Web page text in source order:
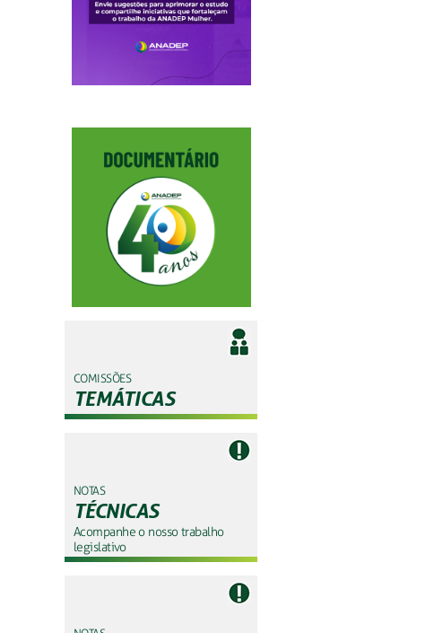
COMISSÕES
TEMÁTICAS
NOTAS
TÉCNICAS
Acompanhe o nosso trabalho
legislativo